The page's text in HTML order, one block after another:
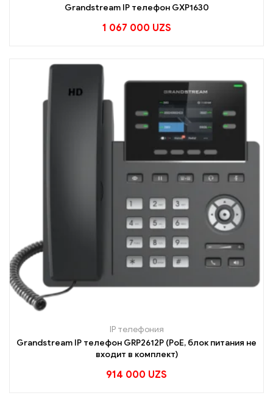
Grandstream IP телефон GXP1630
1 067 000 UZS
IP телефония
Grandstream IP телефон GRP2612P (PoE, блок питания не
входит в комплект)
914 000 UZS